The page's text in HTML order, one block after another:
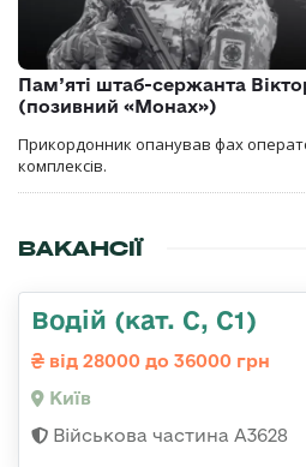
Пам’яті штаб-сержанта
(позивний «Монах»)
Прикордонник опанував фах
комплексів.
ВАКАНСІЇ
Водій (кат. С, С1)
від 28000 до 36000 грн
Київ
Військова частина А3628